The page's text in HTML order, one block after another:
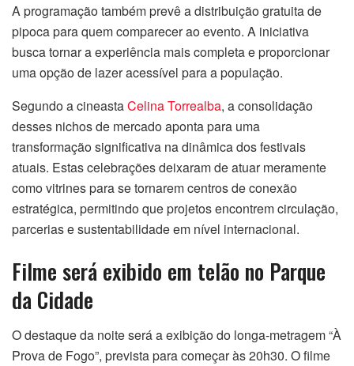
A programação também prevê a distribuição gratuita de
pipoca para quem comparecer ao evento. A iniciativa
busca tornar a experiência mais completa e proporcionar
uma opção de lazer acessível para a população.
Segundo a cineastaCelina Torrealba, a consolidação
desses nichos de mercado aponta para uma
transformação significativa na dinâmica dos festivais
atuais. Estas celebrações deixaram de atuar meramente
como vitrines para se tornarem centros de conexão
estratégica, permitindo que projetos encontrem circulação,
parcerias e sustentabilidade em nível internacional.
Filme será exibido em telão no Parque
da Cidade
O destaque da noite será a exibição do longa-metragem “À
Prova de Fogo”, prevista para começar às 20h30. O filme